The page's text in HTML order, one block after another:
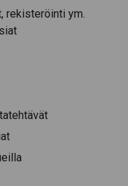
rekisteröinti ym.